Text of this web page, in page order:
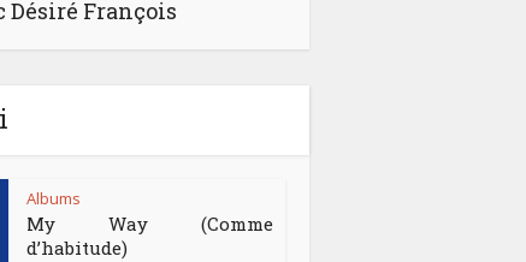
Désiré François
Albums
My Way (Comme
d’habitude)